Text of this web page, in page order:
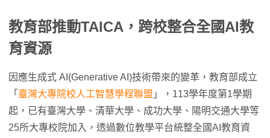
教育部推動TAICA，跨校整合全國AI教
育資源
因應生成式 AI(Generative AI)技術帶來的變革，教育部成立
「 臺灣大專院校人工智慧學程聯盟 」，113學年度第1學期
起，已有臺灣大學、清華大學、成功大學、陽明交通大學等
25所大專校院加入，透過數位教學平台統整全國AI教育資